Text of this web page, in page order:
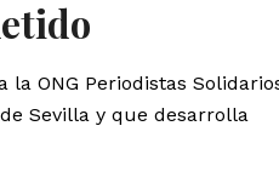
ONG Periodistas
Sevilla y que desarrolla